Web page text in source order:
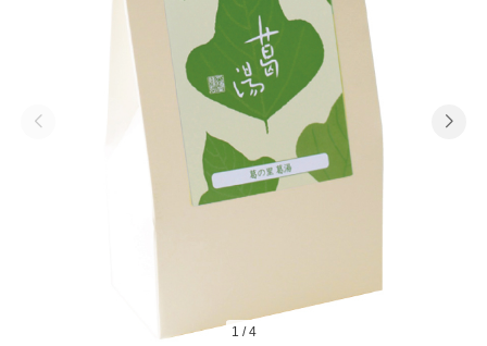
1 /4